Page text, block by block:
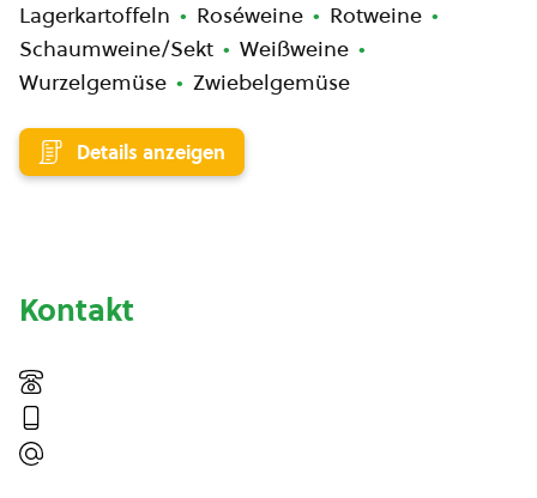
Lagerkartoffeln
Roséweine
Rotweine
Schaumweine/Sekt
Weißweine
Wurzelgemüse
Zwiebelgemüse
Details anzeigen
Kontakt